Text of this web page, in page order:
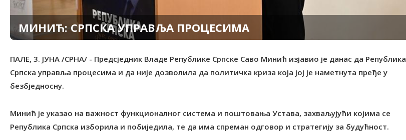
МИНИЋ: СРПСКА УПРАВЉА ПРОЦЕСИМА
ПАЛЕ, 3. ЈУНА /СРНА/ - Предсједник Владе Републике Српске Саво Минић изјавио је данас да Република
Српска управља процесима и да није дозволила да политичка криза која јој је наметнута пређе у
безбједносну.
Минић је указао на важност функционалног система и поштовања Устава, захваљујући којима се
Република Српска изборила и побиједила, те да има спреман одговор и стратегију за будућност.